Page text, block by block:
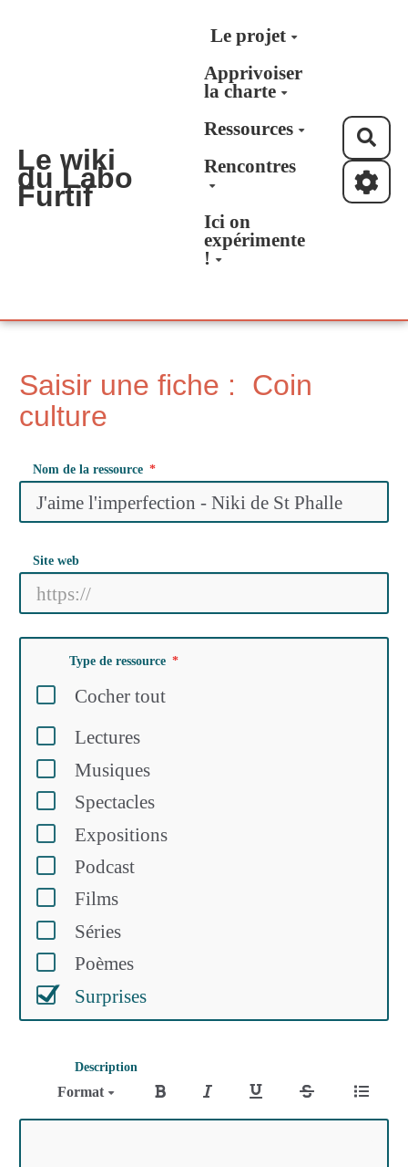
Aller au contenu principal
Le wiki
du Labo
Furtif
Le projet
Apprivoiser
la charte
Ressources
Rencontres
Ici on
expérimente
!
Saisir une fiche : Coin
culture
Nom de la ressource
Site web
Type de ressource
Cocher tout
Lectures
Musiques
Spectacles
Expositions
Podcast
Films
Séries
Poèmes
Surprises
Description
Format